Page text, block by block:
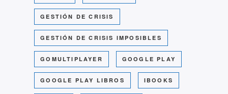
GESTIÓN DE CRISIS
GESTIÓN DE CRISIS IMPOSIBLES
GOMULTIPLAYER GOOGLE PLAY
GOOGLE PLAY LIBROS IBOOKS